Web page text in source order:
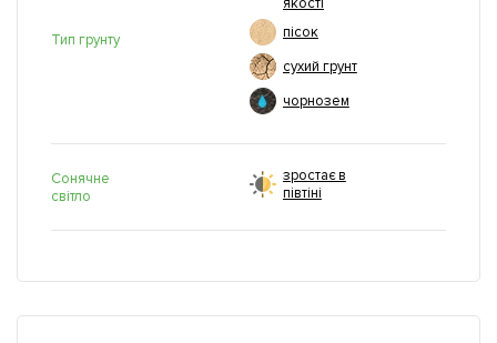
Тип грунту
пісок
сухий грунт
чорнозем
Сонячне
світло
зростає в
півтіні